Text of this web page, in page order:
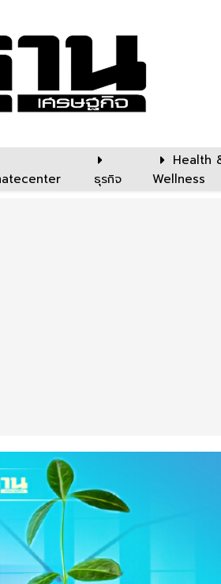
ธุรกิจ
Health
Wellness